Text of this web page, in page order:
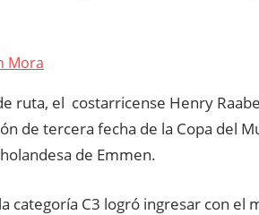
Mora
ruta, el costarricense Henry
de tercera fecha de la Copa del
de Emmen.
categoría C3 logró ingresar con el